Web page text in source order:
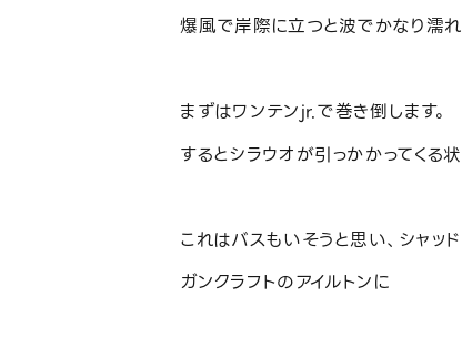
爆風で岸際に立つと波でかなり濡
まずはワンテンjr.で巻き倒します。
するとシラウオが引っかかってくる状
これはバスもいそうと思い、シャッ
ガンクラフトのアイルトンに